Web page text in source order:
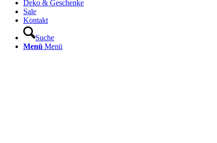
Deko & Geschenke
Sale
Kontakt
Suche
Menü Menü